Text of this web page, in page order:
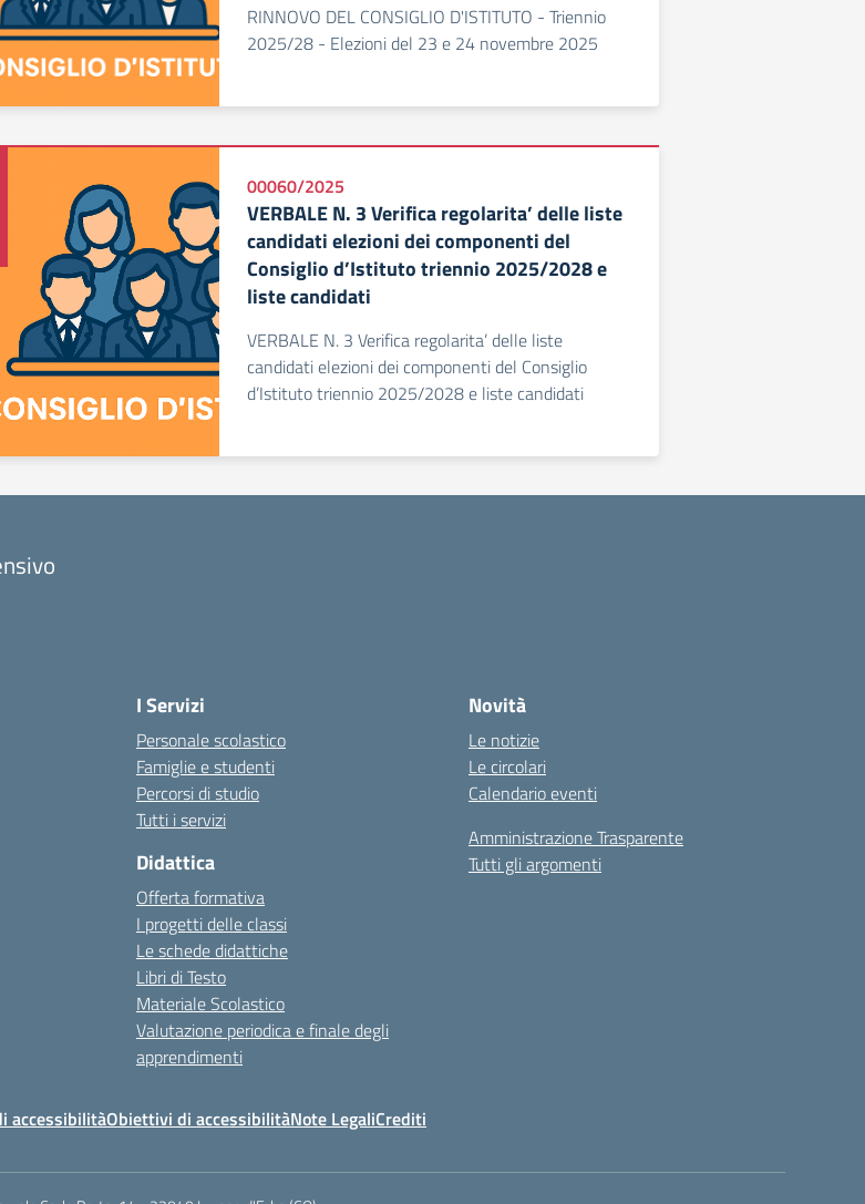
RINNOVO DEL CONSIGLIO D'ISTITUTO - Triennio
2025/28 - Elezioni del 23 e 24 novembre 2025
00060/2025
VERBALE N. 3 Verifica regolarita’ delle liste
candidati elezioni dei componenti del
Consiglio d’Istituto triennio 2025/2028 e
liste candidati
VERBALE N. 3 Verifica regolarita’ delle liste
candidati elezioni dei componenti del Consiglio
d’Istituto triennio 2025/2028 e liste candidati
I Servizi
Personale scolastico
Famiglie e studenti
Percorsi di studio
Tutti i servizi
Didattica
Offerta formativa
I progetti delle classi
Le schede didattiche
Libri di Testo
Materiale Scolastico
Valutazione periodica e finale degli
apprendimenti
Novità
Le notizie
Le circolari
Calendario eventi
Amministrazione Trasparente
Tutti gli argomenti
accessibilitàObiettivi di accessibilitàNote LegaliCrediti